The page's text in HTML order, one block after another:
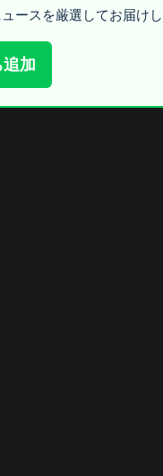
ースを厳選してお届けし
加